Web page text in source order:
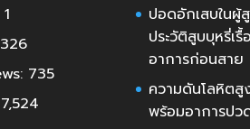
1
326
735
ปอดอักเสบในผู้
ประวัติสูบบุหรี่เ
อาการก่อนสาย
ความดันโลหิตสู
พร้อมอาการปว